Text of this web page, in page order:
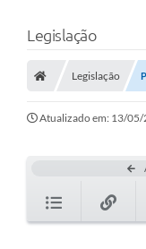
Secretarias
Transparência
Turismo
Coronavírus
Legislação
Legislação
Atualizado em: 13/